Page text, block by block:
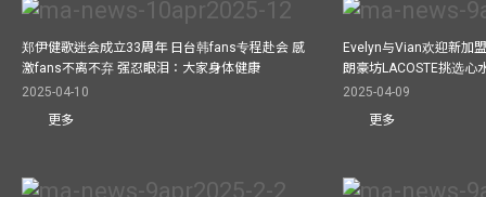
郑伊健歌迷会成立33周年 日台韩fans专程赴会 感
激fans不离不弃 强忍眼泪：大家身体健康
2025-04-10
更多
Evelyn与Vian欢迎新加
朗豪坊LACOSTE挑选心
2025-04-09
更多